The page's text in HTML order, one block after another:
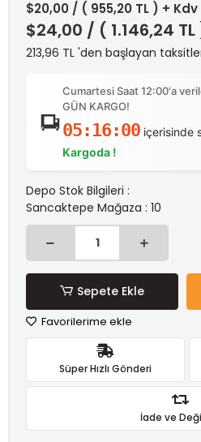
$20,00 / ( 955,20 TL ) + Kdv
$24,00 / ( 1.146,24
213,96 TL 'den başlayan
Cumartesi Saat 12:00'a
GÜN KARGO!
05:16:00içerisinde
Kargoda !
Depo Stok Bilgileri :
Sancaktepe Mağaza : 10
Sepete Ekle
Favorilerime ekle
Süper Hızlı Gönderi
İade ve